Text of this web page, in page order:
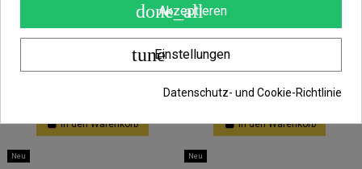
Nur noch wenige Teile verfügbar
Korda Shrink Tube Weed 1,2mm 8
In den Warenkorb
Korda Shrink Tube Silt 1,6 mm 8
4,99 €
In den Warenkorb
Neu Neu
done_all
Akzeptieren
tuneEinstellungen
Datenschutz- und Cookie-Richtlinie